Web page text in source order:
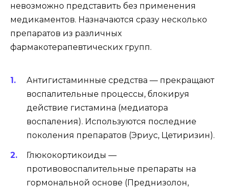
невозможно представить без применения
медикаментов. Назначаются сразу несколько
препаратов из различных
фармакотерапевтических групп.
Антигистаминные средства — прекращают
воспалительные процессы, блокируя
действие гистамина (медиатора
воспаления). Используются последние
поколения препаратов (Эриус, Цетиризин).
Глюкокортикоиды —
противовоспалительные препараты на
гормональной основе (Преднизолон,